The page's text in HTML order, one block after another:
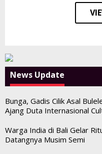
News Update
Bunga, Gadis Cilik Asal
Ajang Duta Internasional
Warga India di Bali Gelar
Datangnya Musim Semi